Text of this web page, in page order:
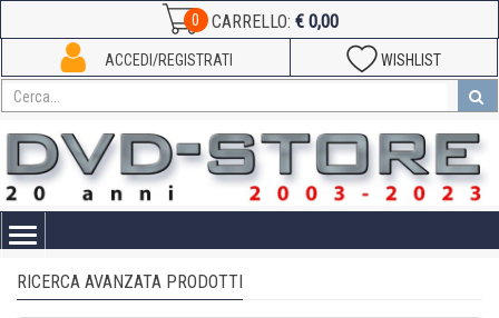
0 CARRELLO: € 0,00
WISHLIST
ACCEDI/REGISTRATI
Toggle
RICERCA AVANZATA PRODOTTI